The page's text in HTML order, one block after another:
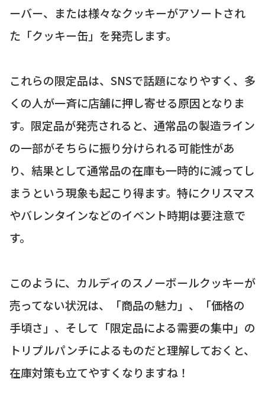
ーバー、または様々なクッキーがアソートされ
た「クッキー缶」を発売します。
これらの限定品は、SNSで話題になりやすく、多
くの人が一斉に店舗に押し寄せる原因となりま
す。限定品が発売されると、通常品の製造ライン
の一部がそちらに振り分けられる可能性があ
り、結果として通常品の在庫も一時的に減ってし
まうという現象も起こり得ます。特にクリスマス
やバレンタインなどのイベント時期は要注意で
す。
このように、カルディのスノーボールクッキーが
売ってない状況は、「商品の魅力」、「価格の
手頃さ」、そして「限定品による需要の集中」の
トリプルパンチによるものだと理解しておくと、
在庫対策も立てやすくなりますね！